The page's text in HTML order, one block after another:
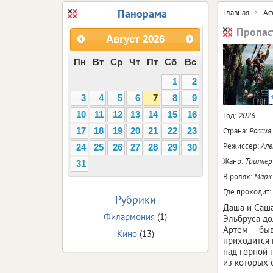
Главная
Год:2026
Страна:Россия
Режиссер:
Жанр: Триллер
В ролях:Марк
Где проходит:
Даша и
Эльбруса
Артём —
над горной
из которых
Панорама
Август 2026
Пн Вт Ср Чт Пт Сб
Вс
1
2
3
4 5 6 7 8
9
10
11 12 13 14 15
16
17
18 19 20 21 22
23
24
25 26 27 28 29
30
31
Рубрики
Филармония (1)
Кино(13)